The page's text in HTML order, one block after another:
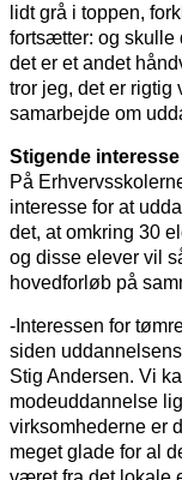
lidt grå i toppen,
fortsætter: og skulle
det er et andet
tror jeg, det er rigtig
samarbejde om
Stigende
På
interesse for at
det, at omkring 30
og disse elever vil
hovedforløb på
-Interessen for
siden
Stig Andersen. Vi
modeuddannelse
virksomhederne er
meget glade for al